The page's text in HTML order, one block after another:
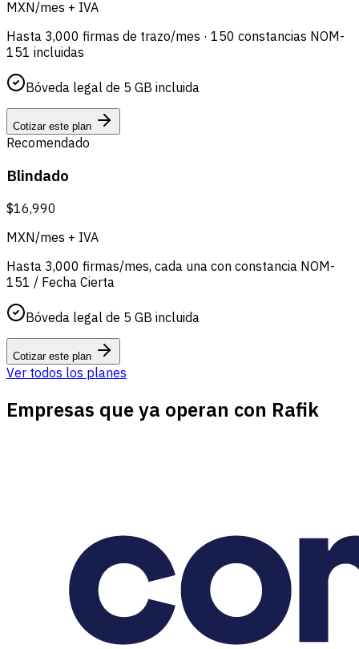
MXN/mes + IVA
Hasta 3,000 firmas de trazo/mes · 150 constancias NOM-
151 incluidas
Bóveda legal de 5 GB incluida
Cotizar este plan
Recomendado
Blindado
$16,990
MXN/mes + IVA
Hasta 3,000 firmas/mes, cada una con constancia NOM-
151 / Fecha Cierta
Bóveda legal de 5 GB incluida
Cotizar este plan
Ver todos los planes
Empresas que ya operan con Rafik